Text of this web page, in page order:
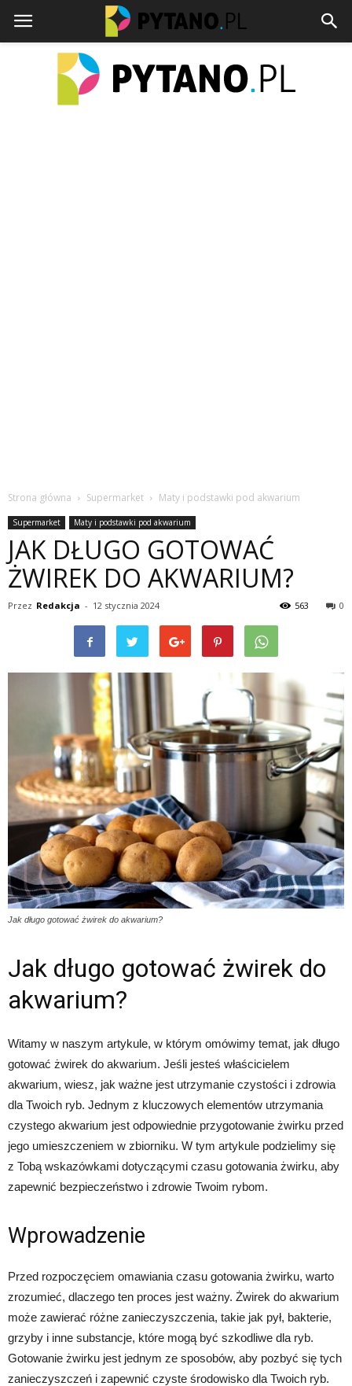
Strona główna Supermarket Maty i podstawki pod akwarium
Supermarket Maty i podstawki pod akwarium
JAK DŁUGO GOTOWAĆ
ŻWIREK DO AKWARIUM?
Przez Redakcja - 12 stycznia 2024 0
563
Jak długo gotować żwirek do akwarium?
Jak długo gotować żwirek do
akwarium?
Witamy w naszym artykule, w którym omówimy temat, jak długo
gotować żwirek do akwarium. Jeśli jesteś właścicielem
akwarium, wiesz, jak ważne jest utrzymanie czystości i zdrowia
dla Twoich ryb. Jednym z kluczowych elementów utrzymania
czystego akwarium jest odpowiednie przygotowanie żwirku przed
jego umieszczeniem w zbiorniku. W tym artykule podzielimy się
z Tobą wskazówkami dotyczącymi czasu gotowania żwirku, aby
zapewnić bezpieczeństwo i zdrowie Twoim rybom.
Wprowadzenie
Przed rozpoczęciem omawiania czasu gotowania żwirku, warto
zrozumieć, dlaczego ten proces jest ważny. Żwirek do akwarium
może zawierać różne zanieczyszczenia, takie jak pył, bakterie,
grzyby i inne substancje, które mogą być szkodliwe dla ryb.
Gotowanie żwirku jest jednym ze sposobów, aby pozbyć się tych
zanieczyszczeń i zapewnić czyste środowisko dla Twoich ryb.